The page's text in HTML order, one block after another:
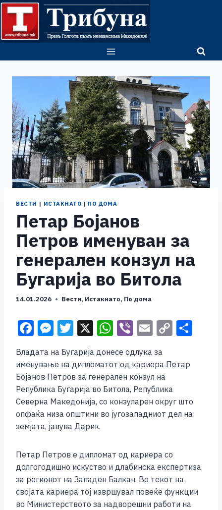
Skip
content
ВЕСТИ | ИСТАКНАТО | ПО ДОМА
Петар Бојанов
Петров именуван за
генерален конзул на
Бугарија во Битола
14.01.2026 Вести, Истакнато, По дома
F
c
e
b
o
o
M
ss
e
n
g
er
T
wi
tt
er
X W
at
s
A
p
p
Vi
er
E
ai
l
C
p
Li
n
k
Владата на Бугарија донесе одлука за
именување на дипломатот од кариера Петар
Бојанов Петров за генерален конзул на
Република Бугарија во Битола, Република
Северна Македонија, со конзуларен округ што
опфаќа низа општини во југозападниот дел на
земјата, јавува Дарик.
Петар Петров е дипломат од кариера со
долгогодишно искуство и длабинска експертиза
за регионот на Западен Балкан. Во текот на
својата кариера тој извршувал повеќе функции
во Министерството за надворешни работи на